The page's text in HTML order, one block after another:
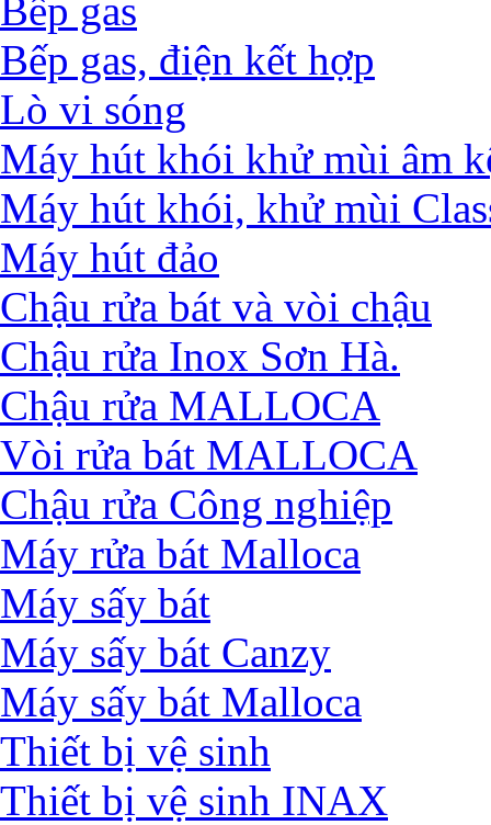
Bếp gas
Bếp gas, điện kết hợp
Lò vi sóng
Máy hút khói khử mùi âm
Máy hút khói, khử mùi
Máy hút đảo
Chậu rửa bát và vòi chậu
Chậu rửa Inox Sơn Hà.
Chậu rửa MALLOCA
Vòi rửa bát MALLOCA
Chậu rửa Công nghiệp
Máy rửa bát Malloca
Máy sấy bát
Máy sấy bát Canzy
Máy sấy bát Malloca
Thiết bị vệ sinh
Thiết bị vệ sinh INAX